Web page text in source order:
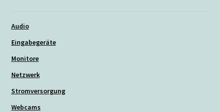
Audio
Eingabegeräte
Monitore
Netzwerk
Stromversorgung
Webcams